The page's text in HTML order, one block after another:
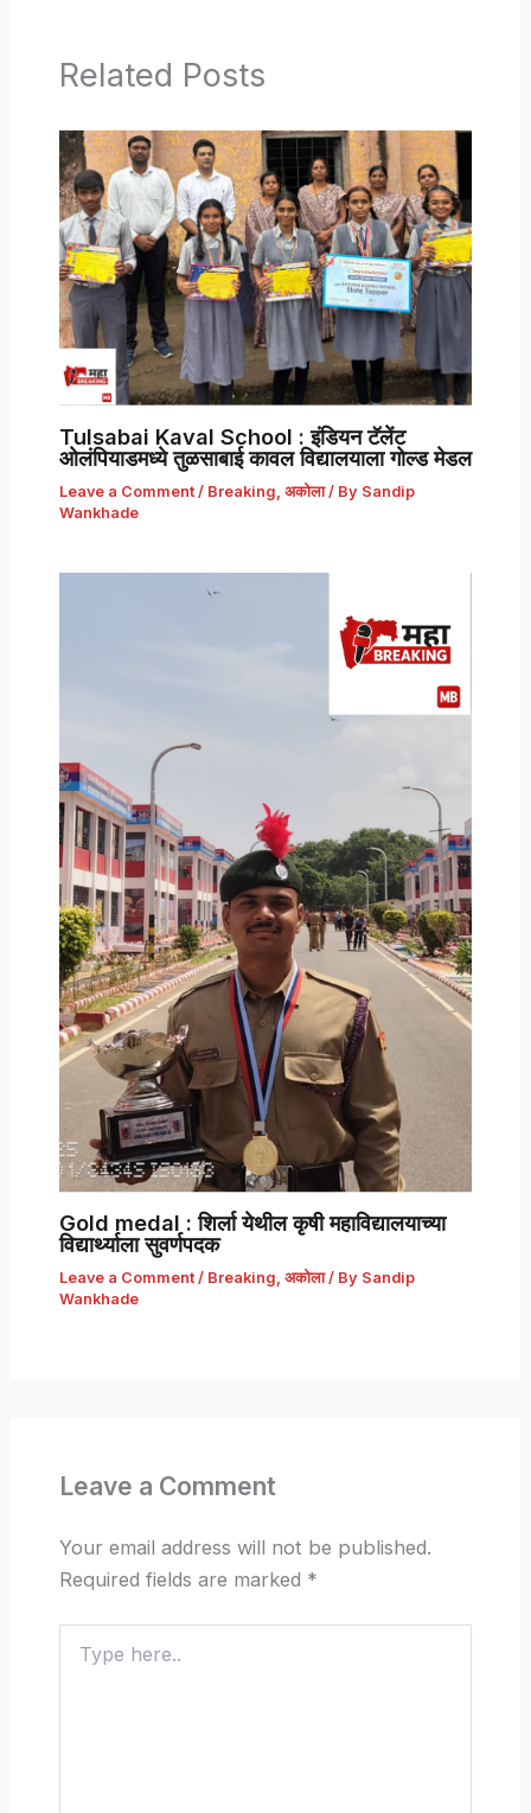
Related Posts
Tulsabai Kaval School : इंडियन टॅलेंट
ओलंपियाडमध्ये तुळसाबाई कावल विद्यालयाला गोल्ड मेडल
Leave a Comment / Breaking अकोला/ By Sandip
Wankhade
Gold medal : शिर्ला येथील कृषी महाविद्यालयाच्या
विद्यार्थ्याला सुवर्णपदक
Leave a Comment / Breaking, अकोला/ By Sandip
Wankhade
Leave a Comment
Your email address will not be published.
Required fields are marked *
here..